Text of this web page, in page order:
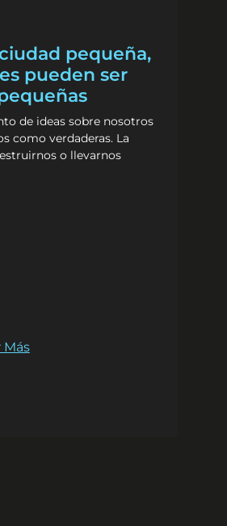
pequeña,
pueden ser
de ideas sobre nosotros
como verdaderas. La
o llevarnos
Más